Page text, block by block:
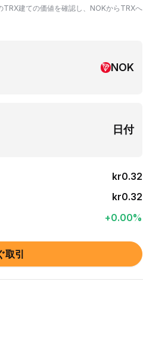
建ての価値を確認し、NOKからTRXへ
NOK
日付
kr0.32
kr0.32
+0.00%
取引